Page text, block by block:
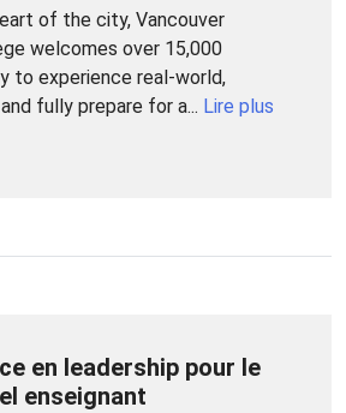
of the city, Vancouver
welcomes over 15,000
to experience real-world,
fully prepare for a... Lire plus
en leadership pour le
enseignant